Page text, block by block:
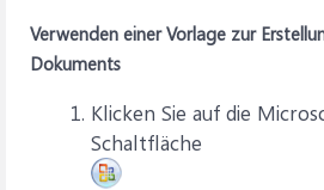
Verwenden einer Vorlage zur
Dokuments
Klicken Sie auf die
Schaltfläche